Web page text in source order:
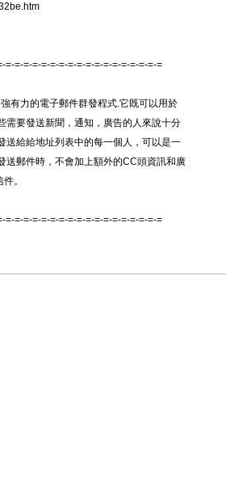
=-=-=-=-=-=-=-=-=-=-=-=-=-=-=-=-=-=
有力的電子郵件群發程式.它既可以用於
需要發送新聞，通知，廣告的人來說十分
送給給地址列表中的每一個人，可以是一
送郵件時，不會加上額外的CC頭資訊和廣
。
=-=-=-=-=-=-=-=-=-=-=-=-=-=-=-=-=-=